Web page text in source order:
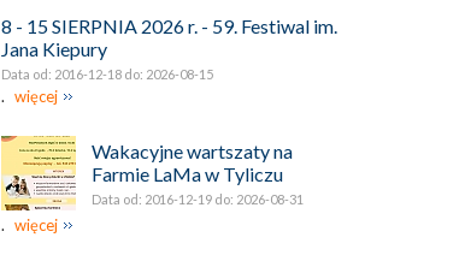
8 - 15 SIERPNIA 2026 r. - 59. Festiwal im.
Jana Kiepury
Data od: 2016-12-18 do: 2026-08-15
. więcej
Wakacyjne wartszaty na
Farmie LaMa w Tyliczu
Data od: 2016-12-19 do: 2026-08-31
. więcej